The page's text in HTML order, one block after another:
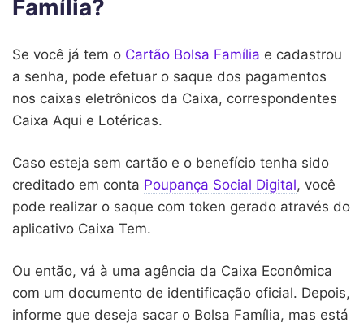
Família?
Se você já tem o Cartão Bolsa Família e cadastrou
a senha, pode efetuar o saque dos pagamentos
nos caixas eletrônicos da Caixa, correspondentes
Caixa Aqui e Lotéricas.
Caso esteja sem cartão e o benefício tenha sido
creditado em conta Poupança Social Digital, você
pode realizar o saque com token gerado através do
aplicativo Caixa Tem.
Ou então, vá à uma agência da Caixa Econômica
com um documento de identificação oficial. Depois,
informe que deseja sacar o Bolsa Família, mas está